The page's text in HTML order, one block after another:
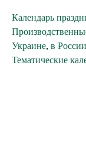
Календарь
Украине, в России
Тематические